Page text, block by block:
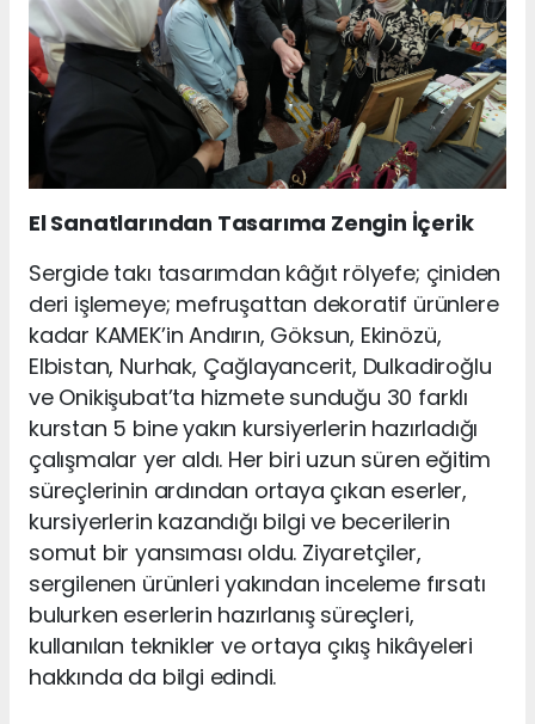
El Sanatlarından Tasarıma Zengin İçerik
Sergide takı tasarımdan kâğıt rölyefe; çiniden
deri işlemeye; mefruşattan dekoratif ürünlere
kadar KAMEK’in Andırın, Göksun, Ekinözü,
Elbistan, Nurhak, Çağlayancerit, Dulkadiroğlu
ve Onikişubat’ta hizmete sunduğu 30 farklı
kurstan 5 bine yakın kursiyerlerin hazırladığı
çalışmalar yer aldı. Her biri uzun süren eğitim
süreçlerinin ardından ortaya çıkan eserler,
kursiyerlerin kazandığı bilgi ve becerilerin
somut bir yansıması oldu. Ziyaretçiler,
sergilenen ürünleri yakından inceleme fırsatı
bulurken eserlerin hazırlanış süreçleri,
kullanılan teknikler ve ortaya çıkış hikâyeleri
hakkında da bilgi edindi.